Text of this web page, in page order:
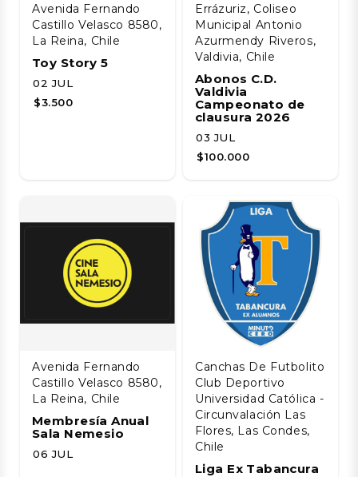
Avenida Fernando
Castillo Velasco 8580,
La Reina, Chile
Toy Story 5
02 JUL
$3.500
Errázuriz, Coliseo
Municipal Antonio
Azurmendy Riveros,
Valdivia, Chile
Abonos C.D.
Valdivia
Campeonato de
clausura 2026
03 JUL
$100.000
Avenida Fernando
Castillo Velasco 8580,
La Reina, Chile
Membresía Anual
Sala Nemesio
06 JUL
Canchas De Futbolito
Club Deportivo
Universidad Católica -
Circunvalación Las
Flores, Las Condes,
Chile
Liga Ex Tabancura